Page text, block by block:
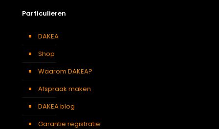
Openingswijze
Particulieren
DAKEA
Shop
Waarom DAKEA?
Afspraak maken
DAKEA blog
Garantie registratie